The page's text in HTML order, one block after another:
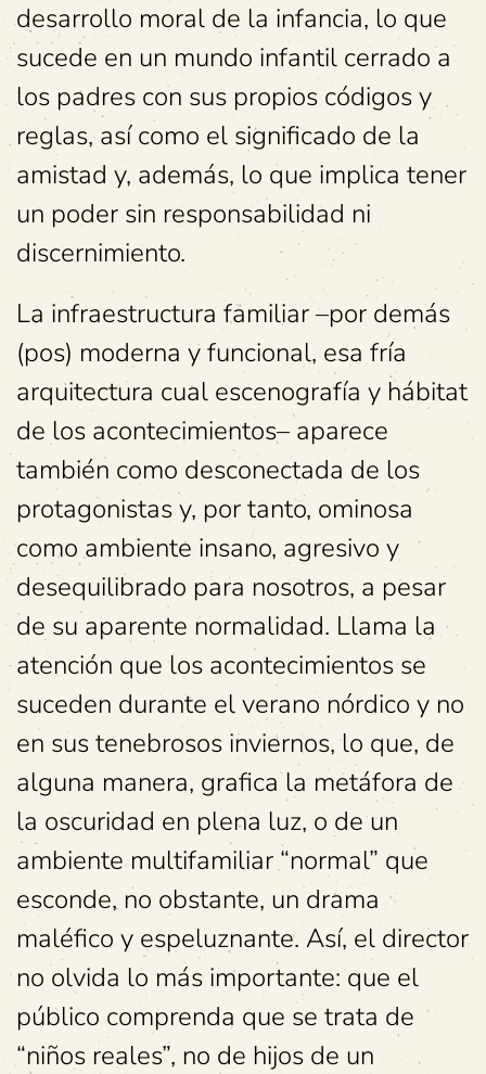
desarrollo moral de la infancia, lo que
sucede en un mundo infantil cerrado a
los padres con sus propios códigos y
reglas, así como el significado de la
amistad y, además, lo que implica tener
un poder sin responsabilidad ni
discernimiento.
La infraestructura familiar –por demás
(pos) moderna y funcional, esa fría
arquitectura cual escenografía y hábitat
de los acontecimientos– aparece
también como desconectada de los
protagonistas y, por tanto, ominosa
como ambiente insano, agresivo y
desequilibrado para nosotros, a pesar
de su aparente normalidad. Llama la
atención que los acontecimientos se
suceden durante el verano nórdico y no
en sus tenebrosos inviernos, lo que, de
alguna manera, grafica la metáfora de
la oscuridad en plena luz, o de un
ambiente multifamiliar “normal” que
esconde, no obstante, un drama
maléfico y espeluznante. Así, el director
no olvida lo más importante: que el
público comprenda que se trata de
“niños reales”, no de hijos de un